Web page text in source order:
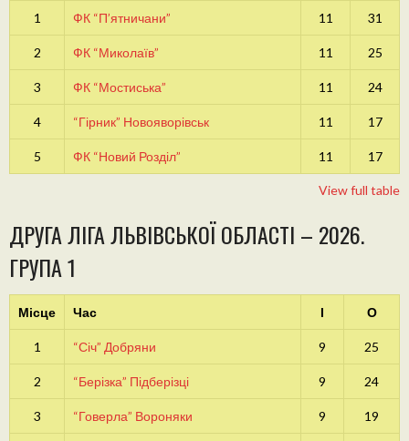
1 ФК “П’ятничани” 11 31
2 ФК “Миколаїв” 11 25
3 ФК “Мостиська” 11 24
4 “Гірник” Новояворівськ 11 17
5 ФК “Новий Розділ” 11 17
View full table
ДРУГА ЛІГА ЛЬВІВСЬКОЇ ОБЛАСТІ – 2026.
ГРУПА 1
Місце Час І О
1 “Січ” Добряни 9 25
2 “Берізка” Підберізці 9 24
3 “Говерла” Вороняки 9 19